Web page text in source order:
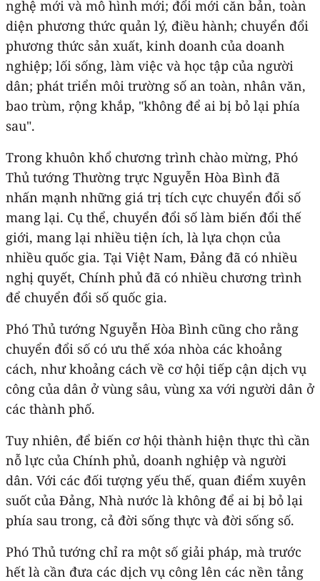
nghệ mới và mô hình mới; đổi mới căn bản, toàn
diện phương thức quản lý, điều hành; chuyển đổi
phương thức sản xuất, kinh doanh của doanh
nghiệp; lối sống, làm việc và học tập của người
dân; phát triển môi trường số an toàn, nhân văn,
bao trùm, rộng khắp, "không để ai bị bỏ lại phía
sau".
Trong khuôn khổ chương trình chào mừng, Phó
Thủ tướng Thường trực Nguyễn Hòa Bình đã
nhấn mạnh những giá trị tích cực chuyển đổi số
mang lại. Cụ thể, chuyển đổi số làm biến đổi thế
giới, mang lại nhiều tiện ích, là lựa chọn của
nhiều quốc gia. Tại Việt Nam, Đảng đã có nhiều
nghị quyết, Chính phủ đã có nhiều chương trình
để chuyển đổi số quốc gia.
Phó Thủ tướng Nguyễn Hòa Bình cũng cho rằng
chuyển đổi số có ưu thế xóa nhòa các khoảng
cách, như khoảng cách về cơ hội tiếp cận dịch vụ
công của dân ở vùng sâu, vùng xa với người dân ở
các thành phố.
Tuy nhiên, để biến cơ hội thành hiện thực thì cần
nỗ lực của Chính phủ, doanh nghiệp và người
dân. Với các đối tượng yếu thế, quan điểm xuyên
suốt của Đảng, Nhà nước là không để ai bị bỏ lại
phía sau trong, cả đời sống thực và đời sống số.
Phó Thủ tướng chỉ ra một số giải pháp, mà trước
hết là cần đưa các dịch vụ công lên các nền tảng